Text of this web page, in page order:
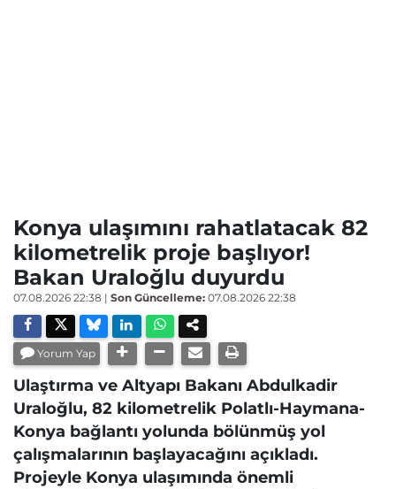
Konya ulaşımını rahatlatacak 82
kilometrelik proje başlıyor!
Bakan Uraloğlu duyurdu
07.08.2026 22:38 | Son Güncelleme: 07.08.2026 22:38
Yorum Yap
Ulaştırma ve Altyapı Bakanı Abdulkadir
Uraloğlu, 82 kilometrelik Polatlı-Haymana-
Konya bağlantı yolunda bölünmüş yol
çalışmalarının başlayacağını açıkladı.
Projeyle Konya ulaşımında önemli